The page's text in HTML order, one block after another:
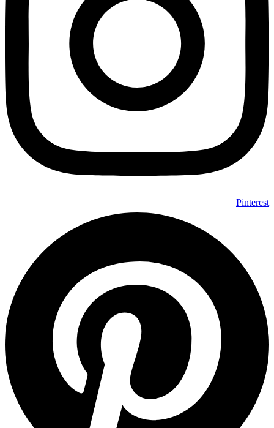
Pinterest